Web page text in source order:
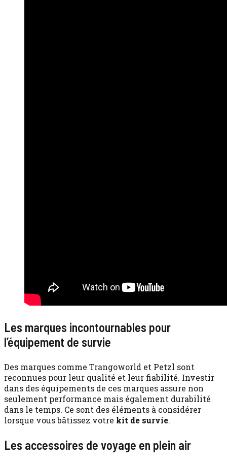
Les marques incontournables pour
l’équipement de survie
Des marques comme Trangoworld et Petzl sont
reconnues pour leur qualité et leur fiabilité. Investir
dans des équipements de ces marques assure non
seulement performance mais également durabilité
dans le temps. Ce sont des éléments à considérer
lorsque vous bâtissez votre kit de survie.
Les accessoires de voyage en plein air